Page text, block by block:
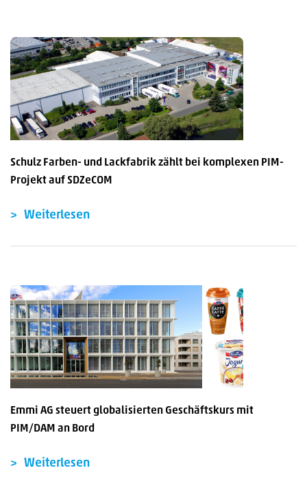
Schulz Farben- und Lackfabrik zählt bei komplexen PIM-
Projekt auf SDZeCOM
Weiterlesen
Emmi AG steuert globalisierten Geschäftskurs mit
PIM/DAM an Bord
Weiterlesen